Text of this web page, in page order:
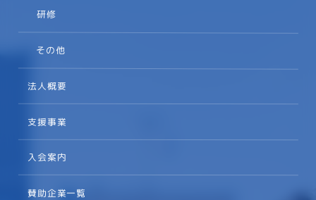
研修
その他
法人概要
支援事業
入会案内
賛助企業一覧